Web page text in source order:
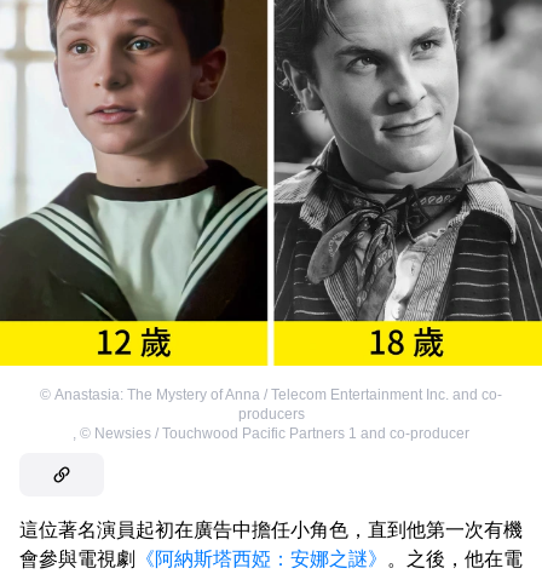
© Anastasia: The Mystery of Anna / Telecom Entertainment Inc. and co-
producers
© Newsies / Touchwood Pacific Partners 1 and co-producer
這位著名演員起初在廣告中擔任小角色，直到他第一次有機
會參與電視劇
《阿納斯塔西婭：安娜之謎》
。之後，他在電